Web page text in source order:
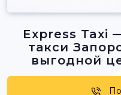
Express Taxi
такси
выгодной